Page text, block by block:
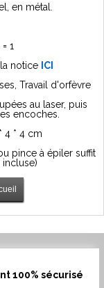
en métal.
1
notice ICI
Travail d'orfèvre
au laser, puis
encoches.
4 * 4 cm
pince à épiler suffit
100% sécurisé